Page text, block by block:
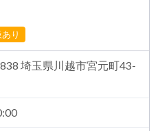
り
埼玉県川越市宮元町43-